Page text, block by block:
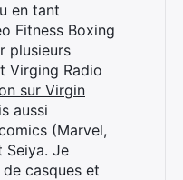
en tant
Fitness Boxing
plusieurs
Virging Radio
sur Virgin
aussi
(Marvel,
Seiya. Je
casques et